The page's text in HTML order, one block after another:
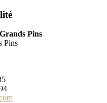
Pins
Pins